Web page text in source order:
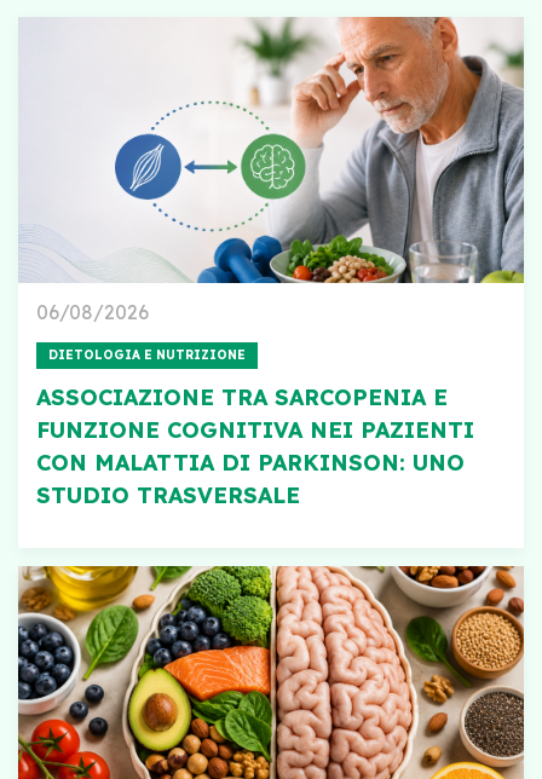
06/08/2026
DIETOLOGIA E NUTRIZIONE
ASSOCIAZIONE TRA SARCOPENIA E
FUNZIONE COGNITIVA NEI PAZIENTI
CON MALATTIA DI PARKINSON: UNO
STUDIO TRASVERSALE